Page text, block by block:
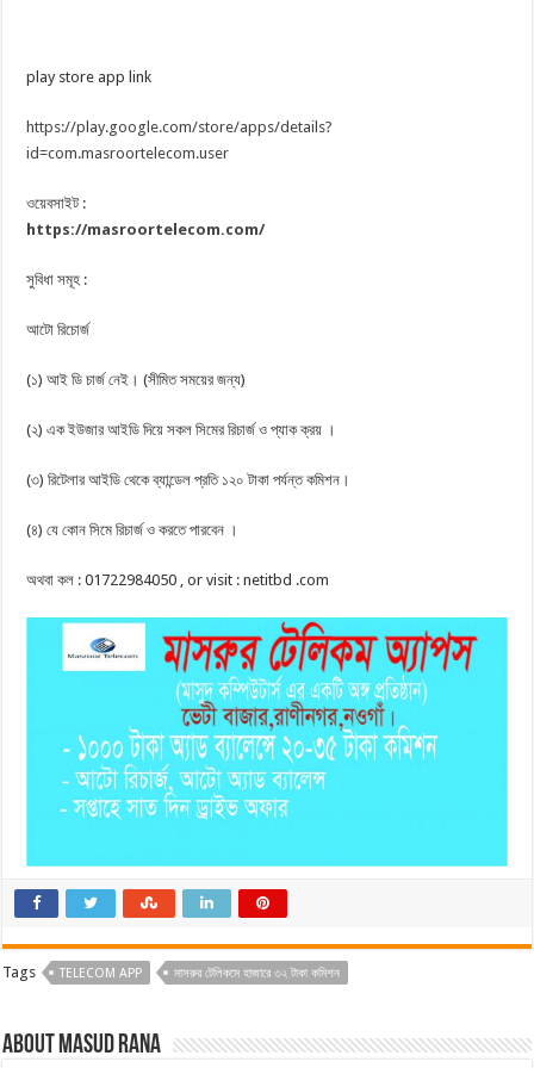
play store app link
https://play.google.com/store/apps/details?
id=com.masroortelecom.user
ওয়েবসাইট :
https://masroortelecom.com/
সুবিধা সমূহ :
আটো রিচোর্জ
(১) আই ডি চার্জ নেই। (সীমিত সময়ের জন্য)
(২) এক ইউজার আইডি দিয়ে সকল সিমের রিচার্জ ও প্যাক ক্রয় ।
(৩) রিটেলার আইডি থেকে ব্যান্ডেল প্রতি ১২০ টাকা পর্যন্ত কমিশন।
(৪) যে কোন সিমে রিচার্জ ও করতে পারবেন ।
অথবা কল : 01722984050 , or visit : netitbd .com
Tags TELECOM APP মাসরুর টেলিকমে হাজারে ৩২ টাকা কমিশন
About Masud Rana